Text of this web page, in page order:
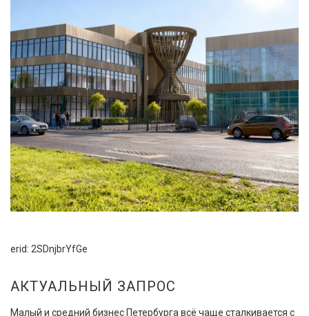
erid: 2SDnjbrYfGe
АКТУАЛЬНЫЙ ЗАПРОС
Малый и средний бизнес Петербурга всё чаще сталкивается с